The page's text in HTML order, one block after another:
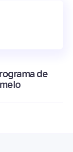
de